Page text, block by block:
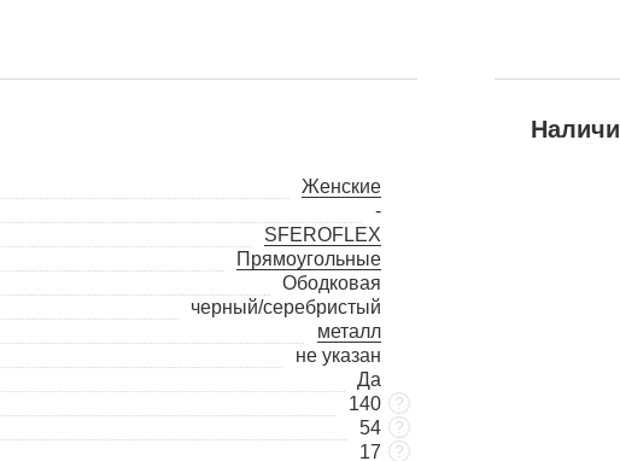
Женские
-
SFEROFLEX
Прямоугольные
Ободковая
черный/серебристый
металл
не указан
Да
140 ?
54 ?
17 ?